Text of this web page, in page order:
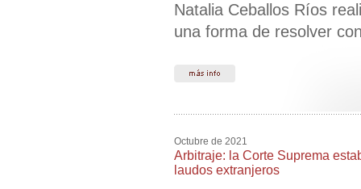
Natalia Ceballos Ríos
una forma de resolver
Octubre de 2021
Arbitraje: la Corte Suprema
laudos extranjeros